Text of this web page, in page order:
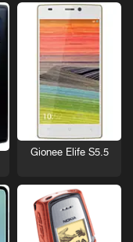
Gionee Elife S5.5